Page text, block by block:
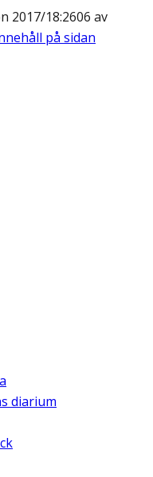
2017/18:2606 av
på sidan
diarium